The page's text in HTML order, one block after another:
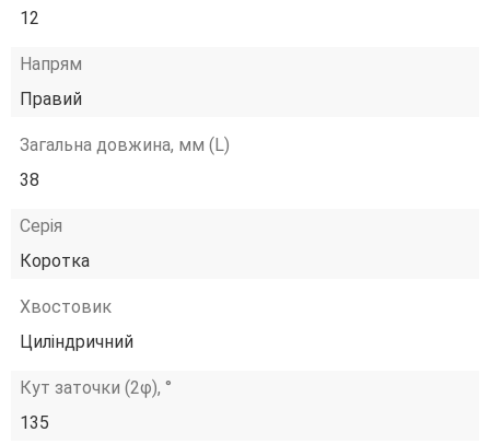
12
Напрям
Правий
Загальна довжина, мм (L)
38
Серія
Коротка
Хвостовик
Циліндричний
Кут заточки (2φ), °
135